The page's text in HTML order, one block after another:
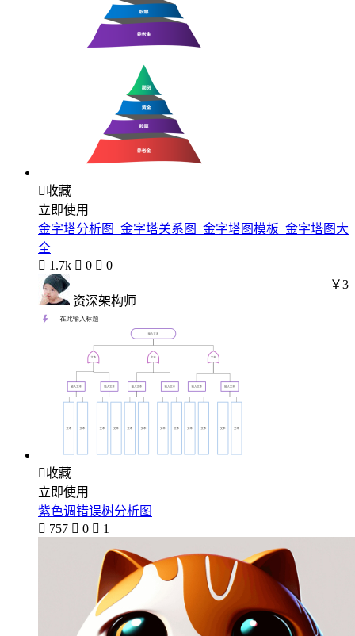
收藏
立即使用
金字塔分析图_金字塔关系图_金字塔图模板_金字塔图大
全
 1.7k  0  0
资深架构师
￥3
收藏
立即使用
紫色调错误树分析图
 757  0  1